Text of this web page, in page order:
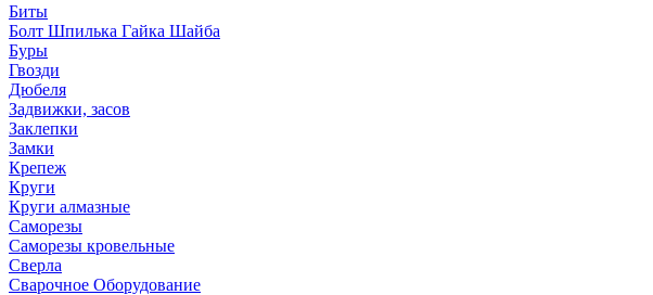
Биты
Болт Шпилька Гайка Шайба
Буры
Гвозди
Дюбеля
Задвижки, засов
Заклепки
Замки
Крепеж
Круги
Круги алмазные
Саморезы
Саморезы кровельные
Сверла
Сварочное Оборудование